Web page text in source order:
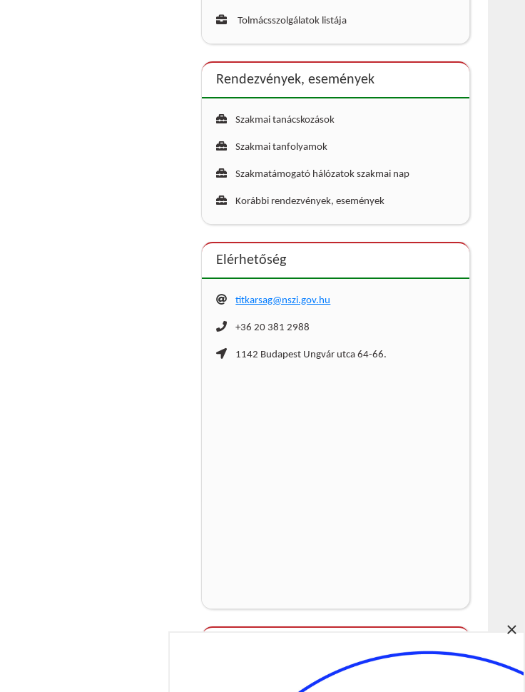
×
Tolmácsszolgálatok listája
Rendezvények, események
Szakmai tanácskozások
Szakmai tanfolyamok
Szakmatámogató hálózatok szakmai nap
Korábbi rendezvények, események
Elérhetőség
titkarsag@nszi.gov.hu
+36 20 381 2988
1142 Budapest Ungvár utca 64-66.